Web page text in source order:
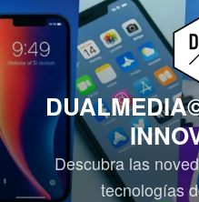
Saltar
contenido
Descubra las
tecnologías